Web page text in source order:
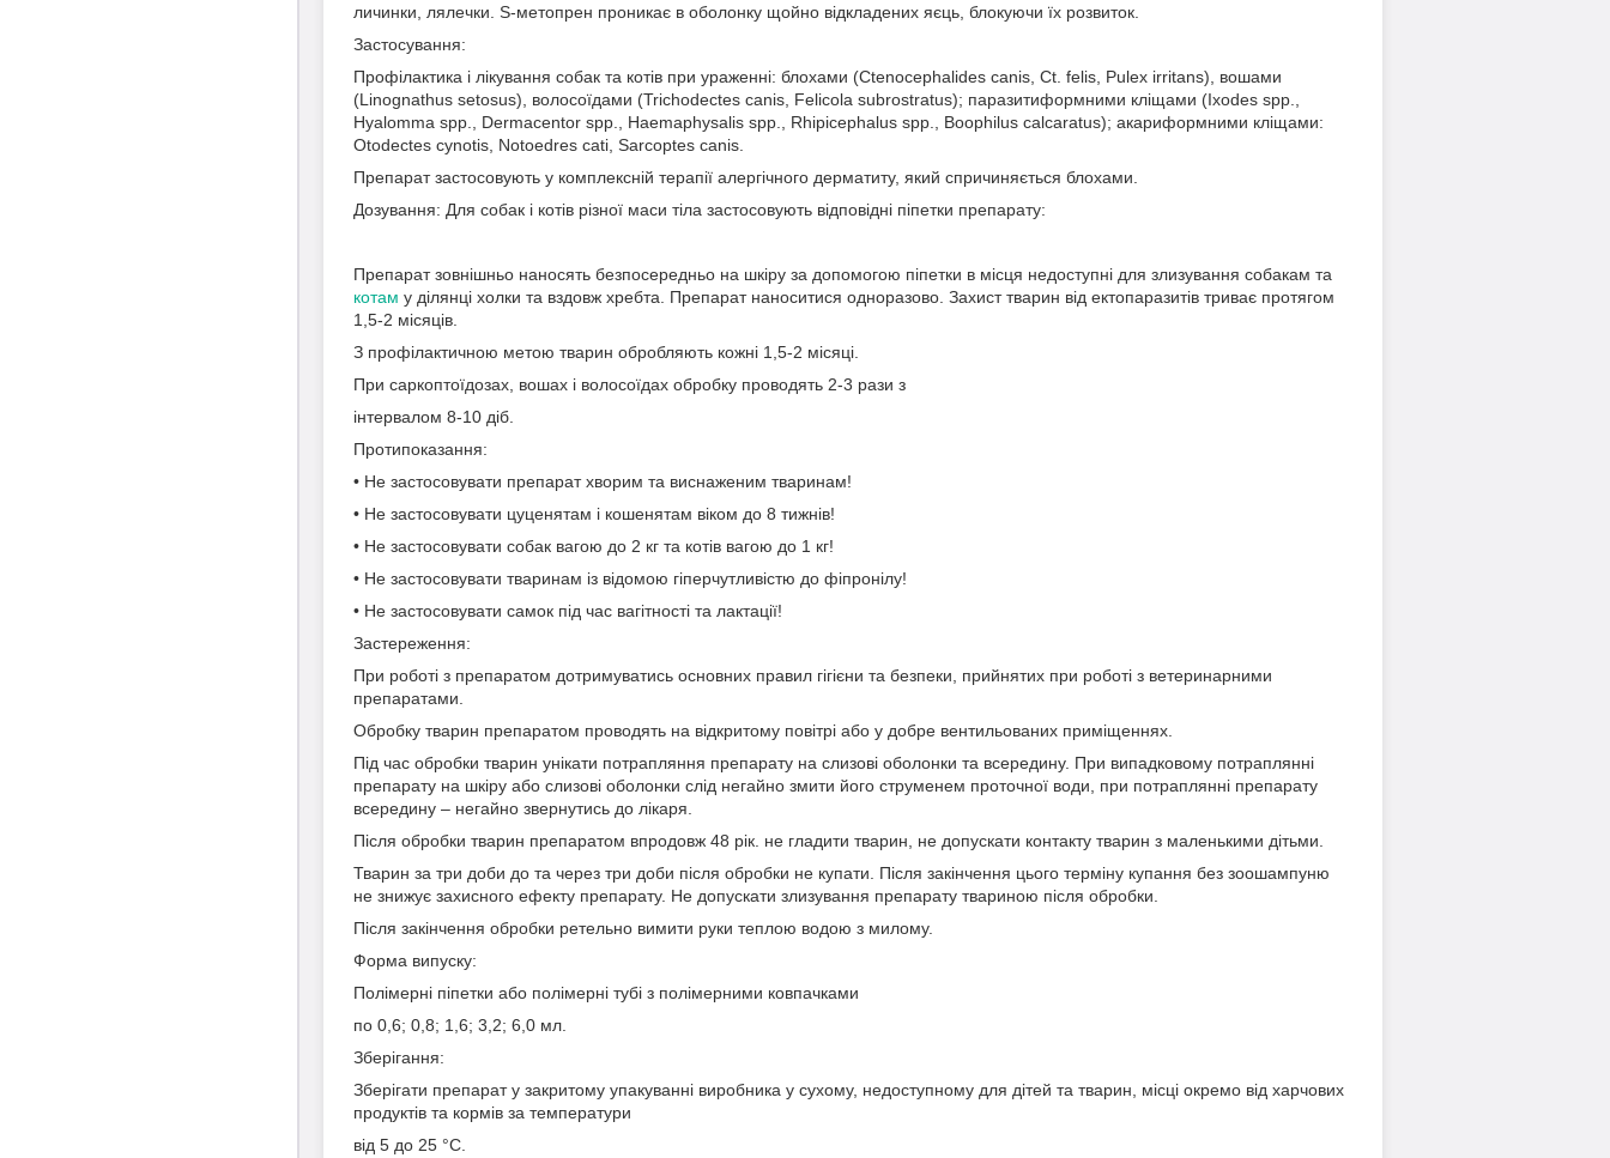
личинки, лялечки. S-метопрен проникає в оболонку щойно відкладених яєць, блокуючи їх розвиток.
Застосування:
Профілактика і лікування собак та котів при ураженні: блохами (Ctenocephalides canis, Ct. felis, Pulex irritans), вошами
(Linognathus setosus), волосоїдами (Trichodectes canis, Felicola subrostratus); паразитиформними кліщами (Ixodes spp.,
Hyalomma spp., Dermacentor spp., Haemaphysalis spp., Rhipicephalus spp., Boophilus calcaratus); акариформними кліщами:
Otodectes cynotis, Notoedres cati, Sarcoptes canis.
Препарат застосовують у комплексній терапії алергічного дерматиту, який спричиняється блохами.
Дозування: Для собак і котів різної маси тіла застосовують відповідні піпетки препарату:
Препарат зовнішньо наносять безпосередньо на шкіру за допомогою піпетки в місця недоступні для злизування собакам та
котам у ділянці холки та вздовж хребта. Препарат наноситися одноразово. Захист тварин від ектопаразитів триває протягом
1,5-2 місяців.
З профілактичною метою тварин обробляють кожні 1,5-2 місяці.
При саркоптоїдозах, вошах і волосоїдах обробку проводять 2-3 рази з
інтервалом 8-10 діб.
Протипоказання:
• Не застосовувати препарат хворим та виснаженим тваринам!
• Не застосовувати цуценятам і кошенятам віком до 8 тижнів!
• Не застосовувати собак вагою до 2 кг та котів вагою до 1 кг!
• Не застосовувати тваринам із відомою гіперчутливістю до фіпронілу!
• Не застосовувати самок під час вагітності та лактації!
Застереження:
При роботі з препаратом дотримуватись основних правил гігієни та безпеки, прийнятих при роботі з ветеринарними
препаратами.
Обробку тварин препаратом проводять на відкритому повітрі або у добре вентильованих приміщеннях.
Під час обробки тварин унікати потрапляння препарату на слизові оболонки та всередину. При випадковому потраплянні
препарату на шкіру або слизові оболонки слід негайно змити його струменем проточної води, при потраплянні препарату
всередину – негайно звернутись до лікаря.
Після обробки тварин препаратом впродовж 48 рік. не гладити тварин, не допускати контакту тварин з маленькими дітьми.
Тварин за три доби до та через три доби після обробки не купати. Після закінчення цього терміну купання без зоошампуню
не знижує захисного ефекту препарату. Не допускати злизування препарату твариною після обробки.
Після закінчення обробки ретельно вимити руки теплою водою з милому.
Форма випуску:
Полімерні піпетки або полімерні тубі з полімерними ковпачками
по 0,6; 0,8; 1,6; 3,2; 6,0 мл.
Зберігання:
Зберігати препарат у закритому упакуванні виробника у сухому, недоступному для дітей та тварин, місці окремо від харчових
продуктів та кормів за температури
від 5 до 25 °С.